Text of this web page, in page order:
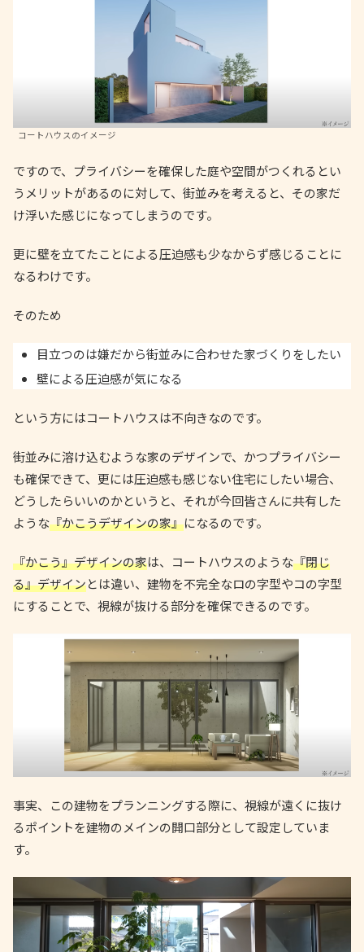
コートハウスのイメージ
ですので、プライバシーを確保した庭や空間がつくれるとい
うメリットがあるのに対して、街並みを考えると、その家だ
け浮いた感じになってしまうのです。
更に壁を立てたことによる圧迫感も少なからず感じることに
なるわけです。
そのため
目立つのは嫌だから街並みに合わせた家づくりをしたい
壁による圧迫感が気になる
という方にはコートハウスは不向きなのです。
街並みに溶け込むような家のデザインで、かつプライバシー
も確保できて、更には圧迫感も感じない住宅にしたい場合、
どうしたらいいのかというと、それが今回皆さんに共有した
ような『かこうデザインの家』になるのです。
『かこう』デザインの家は、コートハウスのような『閉じ
る』デザインとは違い、建物を不完全なロの字型やコの字型
にすることで、視線が抜ける部分を確保できるのです。
事実、この建物をプランニングする際に、視線が遠くに抜け
るポイントを建物のメインの開口部分として設定していま
す。